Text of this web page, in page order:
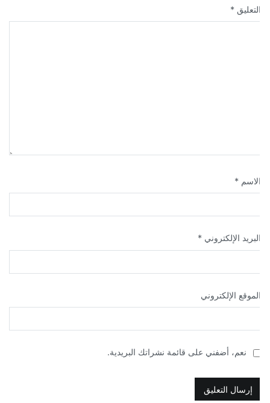
*
*
الإلكتروني*
الإلكتروني
نعم، أضفني على قائمة نشراتك البريدية.